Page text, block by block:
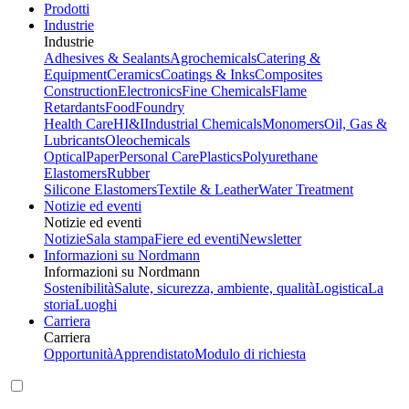
Prodotti
Industrie
Industrie
Adhesives & SealantsAgrochemicalsCatering &
EquipmentCeramicsCoatings & InksComposites
ConstructionElectronicsFine ChemicalsFlame
RetardantsFoodFoundry
Health CareHI&IIndustrial ChemicalsMonomersOil, Gas &
LubricantsOleochemicals
OpticalPaperPersonal CarePlasticsPolyurethane
ElastomersRubber
Silicone ElastomersTextile & LeatherWater Treatment
Notizie ed eventi
Notizie ed eventi
NotizieSala stampaFiere ed eventiNewsletter
Informazioni su Nordmann
Informazioni su Nordmann
SostenibilitàSalute, sicurezza, ambiente, qualitàLogisticaLa
storiaLuoghi
Carriera
Carriera
OpportunitàApprendistatoModulo di richiesta